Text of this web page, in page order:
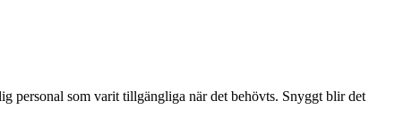
personal som varit tillgängliga när det behövts. Snyggt blir det